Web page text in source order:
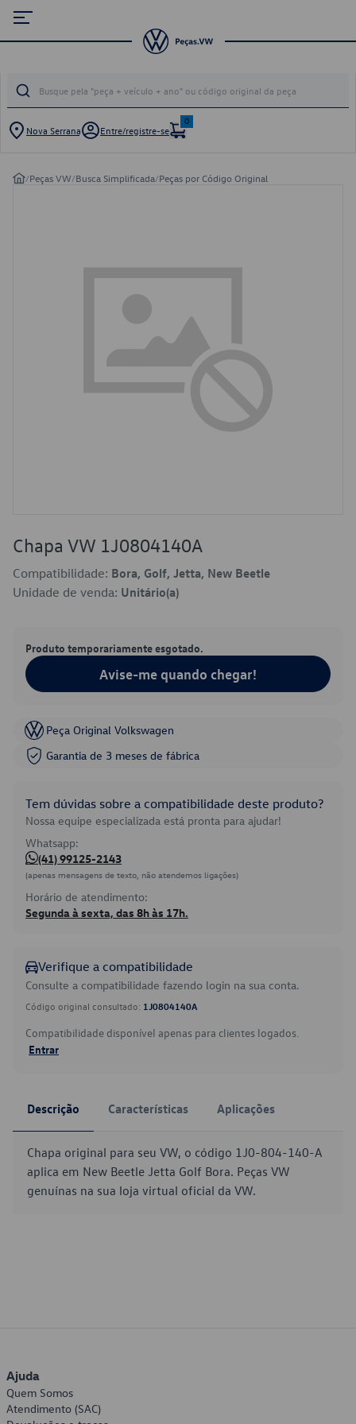
Nova Serrana Entre/registre-se
0
/Peças VW/Busca Simplificada/Peças por Código Original
Chapa VW 1J0804140A
Compatibilidade: Bora, Golf, Jetta, New Beetle
Unidade de venda: Unitário(a)
Produto temporariamente esgotado.
Avise-me quando chegar!
Peça Original Volkswagen
Garantia de 3 meses de fábrica
Tem dúvidas sobre a compatibilidade deste produto?
Nossa equipe especializada está pronta para ajudar!
Whatsapp:
(41) 99125-2143
(apenas mensagens de texto, não atendemos ligações)
Horário de atendimento:
Segunda à sexta, das 8h às 17h.
Verifique a compatibilidade
Consulte a compatibilidade fazendo login na sua conta.
Código original consultado: 1J0804140A
Compatibilidade disponível apenas para clientes logados.
Entrar
Descrição Características Aplicações
Chapa original para seu VW, o código 1J0-804-140-A
aplica em New Beetle Jetta Golf Bora. Peças VW
genuínas na sua loja virtual oficial da VW.
Ajuda
Quem Somos
Atendimento (SAC)